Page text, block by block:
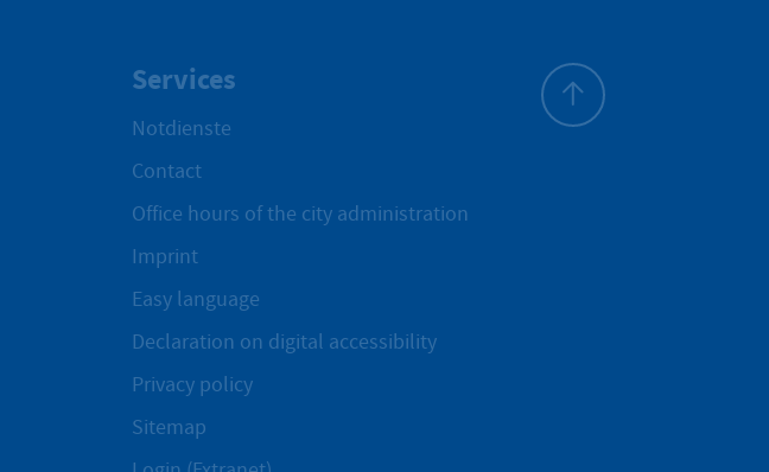
Services
Notdienste
Contact
Office hours of the city administration
Imprint
Easy language
Declaration on digital accessibility
Privacy policy
Sitemap